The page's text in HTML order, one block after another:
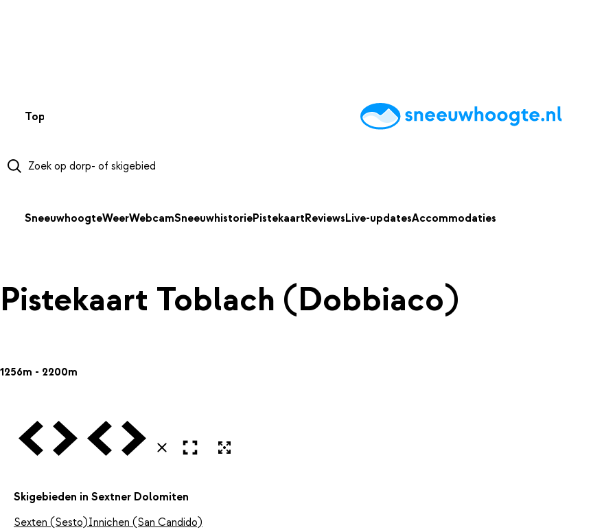
Top 50 AccommodatiesTipsReviewsLive updatesApp
SneeuwhoogteWeerWebcamSneeuwhistoriePistekaartReviewsLive-updatesAccommodaties
Pistekaart Toblach (Dobbiaco)
1256m - 2200m
Vorige VolgendeVorige Volgende
SluitenOpen in volledig scherm
Skigebieden in Sextner Dolomiten
Sexten (Sesto)Innichen (San Candido)